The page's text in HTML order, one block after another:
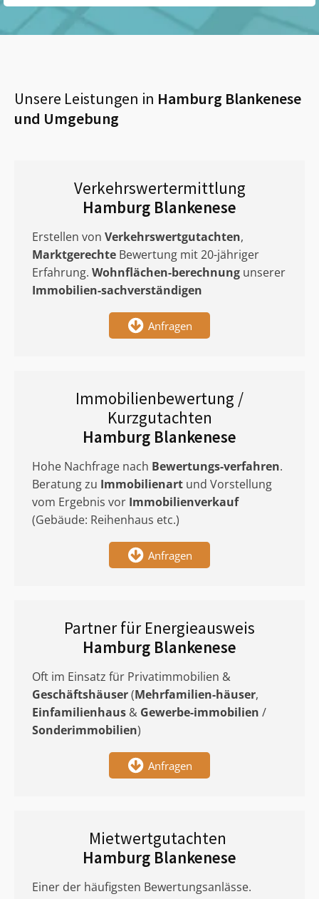
Unsere Leistungen in Hamburg Blankenese
und Umgebung
Verkehrswertermittlung
Hamburg Blankenese
Erstellen von Verkehrswertgutachten,
Marktgerechte Bewertung mit 20-jähriger
Erfahrung. Wohnflächen-berechnung unserer
Immobilien-sachverständigen
Anfragen
Immobilienbewertung /
Kurzgutachten
Hamburg Blankenese
Hohe Nachfrage nach Bewertungs-verfahren.
Beratung zu Immobilienart und Vorstellung
vom Ergebnis vor Immobilienverkauf
(Gebäude: Reihenhaus etc.)
Anfragen
Partner für Energieausweis
Hamburg Blankenese
Oft im Einsatz für Privatimmobilien &
Geschäftshäuser(Mehrfamilien-häuser,
Einfamilienhaus & Gewerbe-immobilien /
Sonderimmobilien)
Anfragen
Mietwertgutachten
Hamburg Blankenese
Einer der häufigsten Bewertungsanlässe.